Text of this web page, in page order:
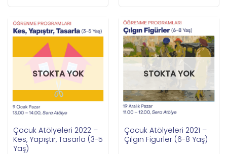
STOKTA YOK
Çocuk Atölyeleri 2022 –
Kes, Yapıştır, Tasarla (3-5
Yaş)
STOKTA YOK
Çocuk Atölyeleri 2021 –
Çılgın Figürler (6-8 Yaş)